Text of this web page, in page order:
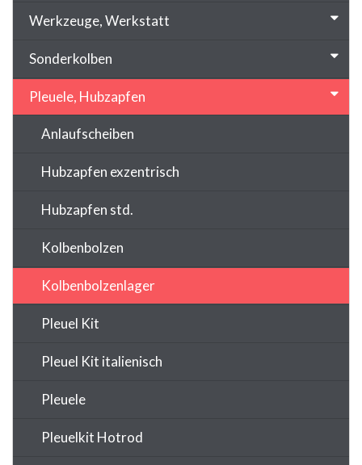
Werkzeuge, Werkstatt
Sonderkolben
Pleuele, Hubzapfen
Anlaufscheiben
Hubzapfen exzentrisch
Hubzapfen std.
Kolbenbolzen
Kolbenbolzenlager
Pleuel Kit
Pleuel Kit italienisch
Pleuele
Pleuelkit Hotrod